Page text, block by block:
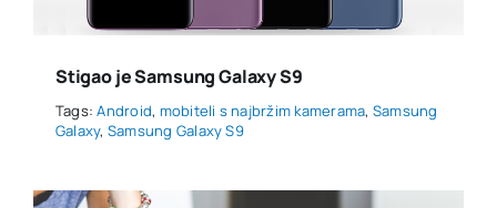
Stigao je Samsung Galaxy S9
Tags:Android, mobiteli s najbržim kamerama, Samsung
Galaxy, Samsung Galaxy S9